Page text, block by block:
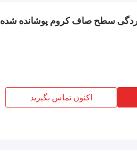
سطح صاف کروم پوشانده شده
اکنون تماس بگیرید